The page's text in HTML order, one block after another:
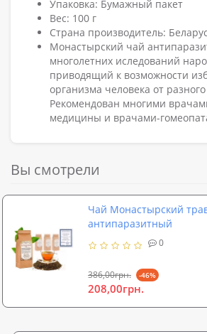
Упаковка: Бумажный пакет
Вес: 100 г
Страна производитель:
Монастырский чай
многолетних иследований
приводящий к возможности
организма человека от
Рекомендован многими
медицины и врачами-
Вы смотрели
Чай Монастырский
антипаразитный
0
386,00грн. -46%
208,00грн.